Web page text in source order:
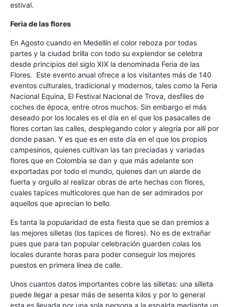
estival.
Feria de las flores
En Agosto cuando en Medellín el color reboza por todas
partes y la ciudad brilla con todo su explendor se celebra
desde principios del siglo XIX la denominada Feria de las
Flores. Este evento anual ofrece a los visitantes más de 140
eventos culturales, tradicional y modernos, tales como la Feria
Nacional Equina, El Festival Nacional de Trova, desfiles de
coches de época, entre otros muchos. Sin embargo el más
deseado por los locales es el día en el que los pasacalles de
flores cortan las calles, desplegando color y alegría por allí por
donde pasan. Y es que es en este día en el que los propios
campesinos, quienes cultivan las tan preciadas y variadas
flores que en Colombia se dan y que más adelante son
exportadas por todo el mundo, quienes dan un alarde de
fuerta y orgullo al realizar obras de arte hechas con flores,
cuales tapices multicolores que han de ser admirados por
aquellos que aprecian lo bello.
Es tanta la popularidad de esta fiesta que se dan premios a
las mejores silletas (los tapices de flores). No es de extrañar
pues que para tan popular celebración guarden colas los
locales durante horas para poder conseguir los mejores
puestos en primera linea de calle.
Unos cuantos datos importantes cobre las silletas: una silleta
puede llegar a pesar más de sesenta kilos y por lo general